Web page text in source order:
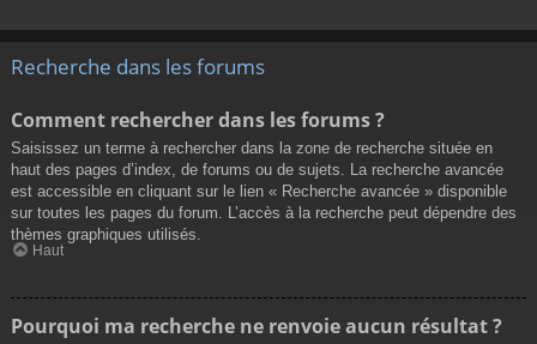
Recherche dans les forums
Comment rechercher dans les forums ?
Saisissez un terme à rechercher dans la zone de recherche située en
haut des pages d’index, de forums ou de sujets. La recherche avancée
est accessible en cliquant sur le lien « Recherche avancée » disponible
sur toutes les pages du forum. L’accès à la recherche peut dépendre des
thèmes graphiques utilisés.
Haut
Pourquoi ma recherche ne renvoie aucun résultat ?